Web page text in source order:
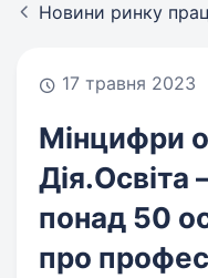
Новини ринку
17 травня 2023
Мінцифри
понад 50
про